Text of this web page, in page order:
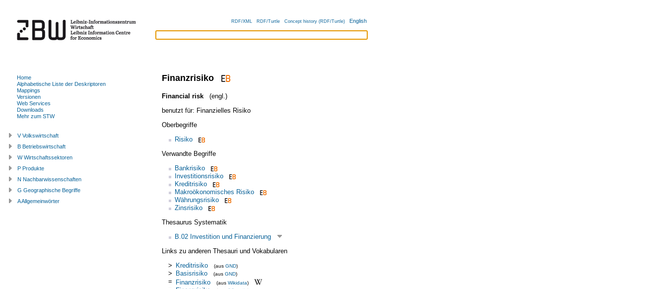
RDF/XML RDF/Turtle Concept history (RDF/Turtle) English
Finanzrisiko
Financial risk
(engl.)
benutzt für: Finanzielles Risiko
Oberbegriffe
Risiko
Verwandte Begriffe
Bankrisiko
Investitionsrisiko
Kreditrisiko
Makroökonomisches Risiko
Währungsrisiko
Zinsrisiko
Thesaurus Systematik
B.02 Investition und Finanzierung
Links zu anderen Thesauri und Vokabularen
> Kreditrisiko (aus GND)
> Basisrisiko (aus GND)
= Finanzrisiko (aus Wikidata)
Home
Alphabetische Liste der Deskriptoren
Mappings
Versionen
Web Services
Downloads
Mehr zum STW
V Volkswirtschaft
B Betriebswirtschaft
W Wirtschaftssektoren
P Produkte
N Nachbarwissenschaften
G Geographische Begriffe
A Allgemeinwörter